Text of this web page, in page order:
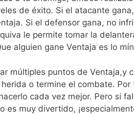
de éxito. Si el atacante
Si el defensor gana, no
le permite tomar la
alguien gane Ventaja es lo
múltiples puntos de Ventaja,y
o termine el combate.
cada vez mejor. Pero si
es muy divertido,